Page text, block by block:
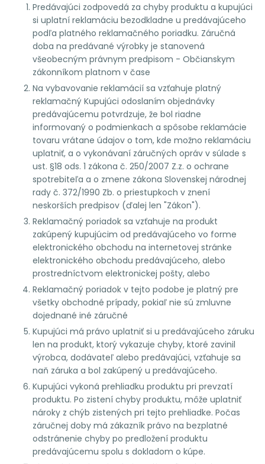
Predávajúci zodpovedá za chyby produktu a kupujúci
si uplatní reklamáciu bezodkladne u predávajúceho
podľa platného reklamačného poriadku. Záručná
doba na predávané výrobky je stanovená
všeobecným právnym predpisom - Občianskym
zákonníkom platnom v čase
Na vybavovanie reklamácií sa vzťahuje platný
reklamačný Kupujúci odoslaním objednávky
predávajúcemu potvrdzuje, že bol riadne
informovaný o podmienkach a spôsobe reklamácie
tovaru vrátane údajov o tom, kde možno reklamáciu
uplatniť, a o vykonávaní záručných opráv v súlade s
ust. §18 ods. 1 zákona č. 250/2007 Z.z. o ochrane
spotrebiteľa a o zmene zákona Slovenskej národnej
rady č. 372/1990 Zb. o priestupkoch v znení
neskorších predpisov (ďalej len "Zákon").
Reklamačný poriadok sa vzťahuje na produkt
zakúpený kupujúcim od predávajúceho vo forme
elektronického obchodu na internetovej stránke
elektronického obchodu predávajúceho, alebo
prostredníctvom elektronickej pošty, alebo
Reklamačný poriadok v tejto podobe je platný pre
všetky obchodné prípady, pokiaľ nie sú zmluvne
dojednané iné záručné
Kupujúci má právo uplatniť si u predávajúceho záruku
len na produkt, ktorý vykazuje chyby, ktoré zavinil
výrobca, dodávateľ alebo predávajúci, vzťahuje sa
naň záruka a bol zakúpený u predávajúceho.
Kupujúci vykoná prehliadku produktu pri prevzatí
produktu. Po zistení chyby produktu, môže uplatniť
nároky z chýb zistených pri tejto prehliadke. Počas
záručnej doby má zákazník právo na bezplatné
odstránenie chyby po predložení produktu
predávajúcemu spolu s dokladom o kúpe.